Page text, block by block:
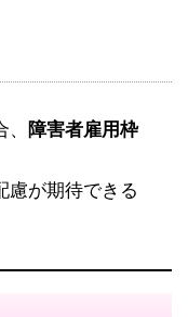
障害者雇用枠
慮が期待できる